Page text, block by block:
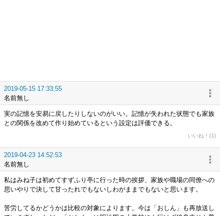
2019-05-15 17:33:55
名前無し
実の記憶を安易に戻したりしないのがいい。記憶が失われた状態でも家族
との関係を改めて作り始めているという設定は評価できる。
いいね！(1)
2019-04-23 14:52:53
名前無し
私はみね子は初めてすずふり亭に行った時の挨拶、家族や職場の同僚への
思いやりで決して甘ったれでもないしわがままでもないと思います。
苦労してるかどうかは比較の対象によります。今は「おしん」も再放送し